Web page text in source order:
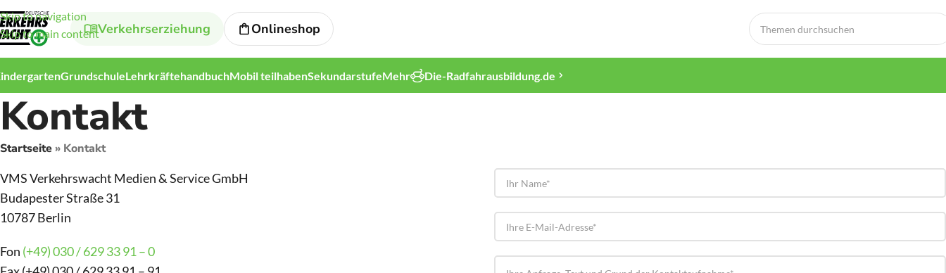
Skip to navigation
Skip to main contentVerkehrserziehung Onlineshop
GrundschuleLehrkräftehandbuchMobil teilhabenSekundarstufeMehr Die-Radfahrausbildung.de
Kontakt
Startseite» Kontakt
VMS Verkehrswacht Medien & Service GmbH
Budapester Straße 31
10787 Berlin
Fon (+49) 030 / 629 33 91 – 0